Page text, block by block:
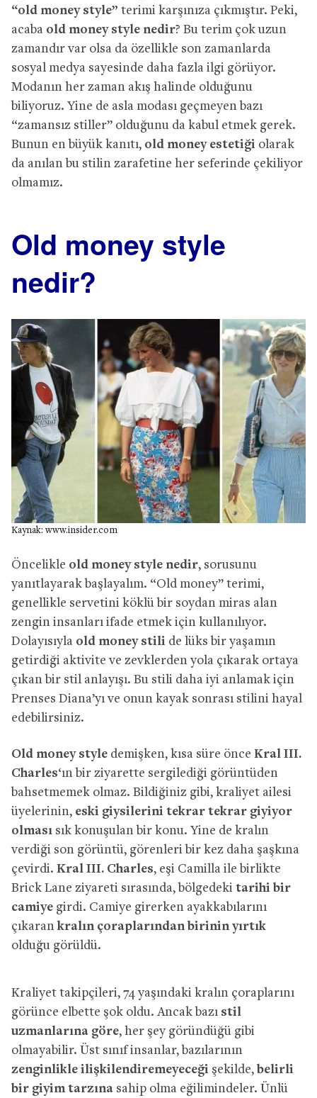
“old money style” terimi karşınıza çıkmıştır. Peki,
acaba old money style nedir? Bu terim çok uzun
zamandır var olsa da özellikle son zamanlarda
sosyal medya sayesinde daha fazla ilgi görüyor.
Modanın her zaman akış halinde olduğunu
biliyoruz. Yine de asla modası geçmeyen bazı
“zamansız stiller” olduğunu da kabul etmek gerek.
Bunun en büyük kanıtı, old money estetiği olarak
da anılan bu stilin zarafetine her seferinde çekiliyor
olmamız.
Old money style
nedir?
Kaynak: www.insider.com
Öncelikle old money style nedir, sorusunu
yanıtlayarak başlayalım. “Old money” terimi,
genellikle servetini köklü bir soydan miras alan
zengin insanları ifade etmek için kullanılıyor.
Dolayısıyla old money stili de lüks bir yaşamın
getirdiği aktivite ve zevklerden yola çıkarak ortaya
çıkan bir stil anlayışı. Bu stili daha iyi anlamak için
Prenses Diana’yı ve onun kayak sonrası stilini hayal
edebilirsiniz.
Old money style demişken, kısa süre önce Kral III.
Charles‘ın bir ziyarette sergilediği görüntüden
bahsetmemek olmaz. Bildiğiniz gibi, kraliyet ailesi
üyelerinin, eski giysilerini tekrar tekrar giyiyor
olması sık konuşulan bir konu. Yine de kralın
verdiği son görüntü, görenleri bir kez daha şaşkına
çevirdi. Kral III. Charles, eşi Camilla ile birlikte
Brick Lane ziyareti sırasında, bölgedeki tarihi bir
camiye girdi. Camiye girerken ayakkabılarını
çıkaran kralın çoraplarından birinin yırtık
olduğu görüldü.
Kraliyet takipçileri, 74 yaşındaki kralın çoraplarını
görünce elbette şok oldu. Ancak bazı stil
uzmanlarına göre, her şey göründüğü gibi
olmayabilir. Üst sınıf insanlar, bazılarının
zenginlikle ilişkilendiremeyeceği şekilde, belirli
bir giyim tarzına sahip olma eğilimindeler. Ünlü